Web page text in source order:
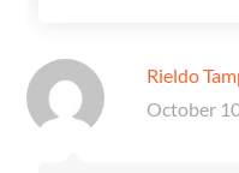
Rieldo
October